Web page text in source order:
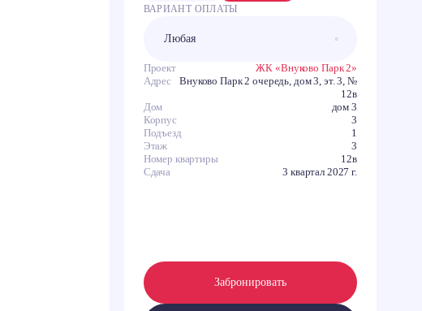
ВАРИАНТ ОПЛАТЫ
Проект
ЖК «Внуково Парк 2»
Адрес
Внуково Парк 2 очередь, дом 3, эт. 3, №
12в
Дом
дом 3
Корпус
3
Подъезд
1
Этаж
3
Номер квартиры
12в
Сдача
3 квартал 2027 г.
Забронировать